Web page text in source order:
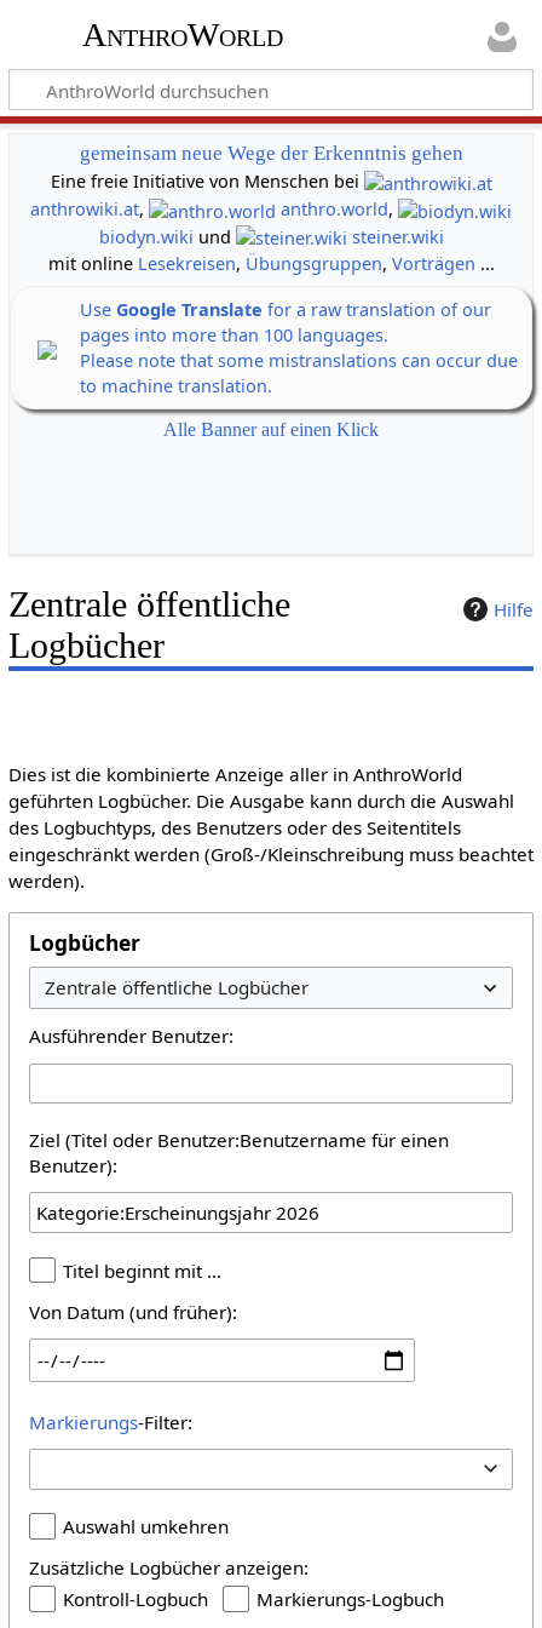
AnthroWorld
gemeinsam neue Wege der Erkenntnis gehen
Eine freie Initiative von Menschen bei
anthrowiki.at, anthro.world,
biodyn.wiki und
steiner.wiki
mit online Lesekreisen, Übungsgruppen, Vorträgen ...
Use Google Translate for a raw translation of our
pages into more than 100 languages.
Please note that some mistranslations can occur due
to machine translation.
Alle Banner auf einen Klick
Hilfe
Zentrale öffentliche
Logbücher
Dies ist die kombinierte Anzeige aller in AnthroWorld
geführten Logbücher. Die Ausgabe kann durch die Auswahl
des Logbuchtyps, des Benutzers oder des Seitentitels
eingeschränkt werden (Groß-/Kleinschreibung muss beachtet
werden).
Logbücher
Ausführender Benutzer:
Ziel (Titel oder Benutzer:Benutzername für einen
Benutzer):
Titel beginnt mit …
Von Datum (und früher):
Markierungs-Filter:
Auswahl umkehren
Zusätzliche Logbücher anzeigen:
Kontroll-Logbuch
Markierungs-Logbuch